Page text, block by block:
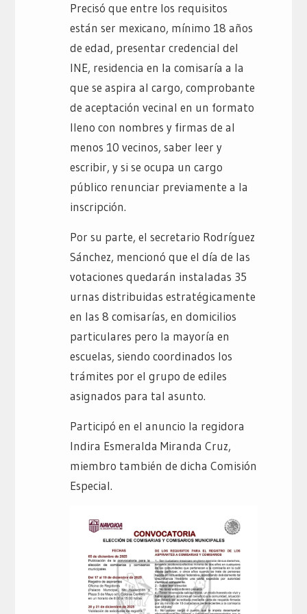
Precisó que entre los requisitos
están ser mexicano, mínimo 18 años
de edad, presentar credencial del
INE, residencia en la comisaría a la
que se aspira al cargo, comprobante
de aceptación vecinal en un formato
lleno con nombres y firmas de al
menos 10 vecinos, saber leer y
escribir, y si se ocupa un cargo
público renunciar previamente a la
inscripción.
Por su parte, el secretario Rodríguez
Sánchez, mencionó que el día de las
votaciones quedarán instaladas 35
urnas distribuidas estratégicamente
en las 8 comisarías, en domicilios
particulares pero la mayoría en
escuelas, siendo coordinados los
trámites por el grupo de ediles
asignados para tal asunto.
Participó en el anuncio la regidora
Indira Esmeralda Miranda Cruz,
miembro también de dicha Comisión
Especial.